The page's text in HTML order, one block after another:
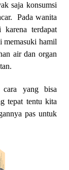
saja konsumsi
Pada wanita
karena terdapat
memasuki hamil
air dan organ
cara yang bisa
tepat tentu kita
pas untuk